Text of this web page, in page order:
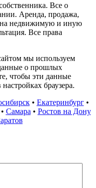
Все о
Аренда, продажа,
на недвижимую и иную
Все права
мы используем
о прошлых
чтобы эти данные
браузера.
• Екатеринбург•
Самара • Ростов на Дону